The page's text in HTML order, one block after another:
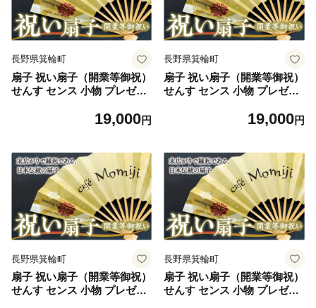
長野県箕輪町
扇子 祝い扇子（開業等御祝）
せんす センス 小物 プレゼン
19,000円
長野県箕輪町
扇子 祝い扇子（開業等御祝）
せんす センス 小物 プレゼン
19,000円
長野県箕輪町
扇子 祝い扇子（開業等御祝）
せんす センス 小物 プレゼン
長野県箕輪町
扇子 祝い扇子（開業等御祝）
せんす センス 小物 プレゼン